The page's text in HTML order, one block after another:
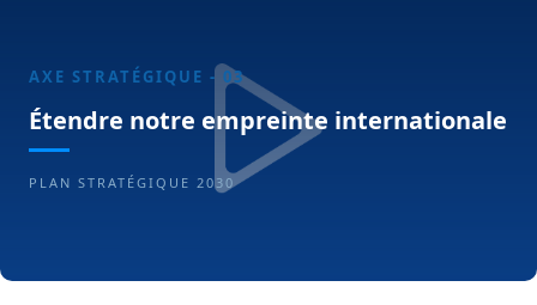
AXE STRATÉGIQUE - 03
Étendre notre empreinte internationale
PLAN STRATÉGIQUE 2030